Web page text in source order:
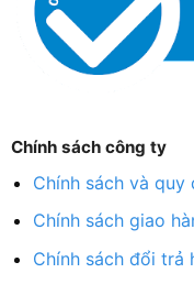
Chính sách công ty
Chính sách và quy
Chính sách giao
Chính sách đổi trả